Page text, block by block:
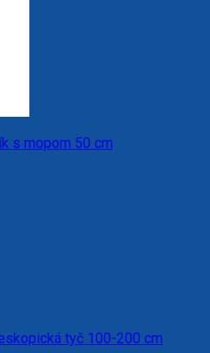
s mopom 50 cm